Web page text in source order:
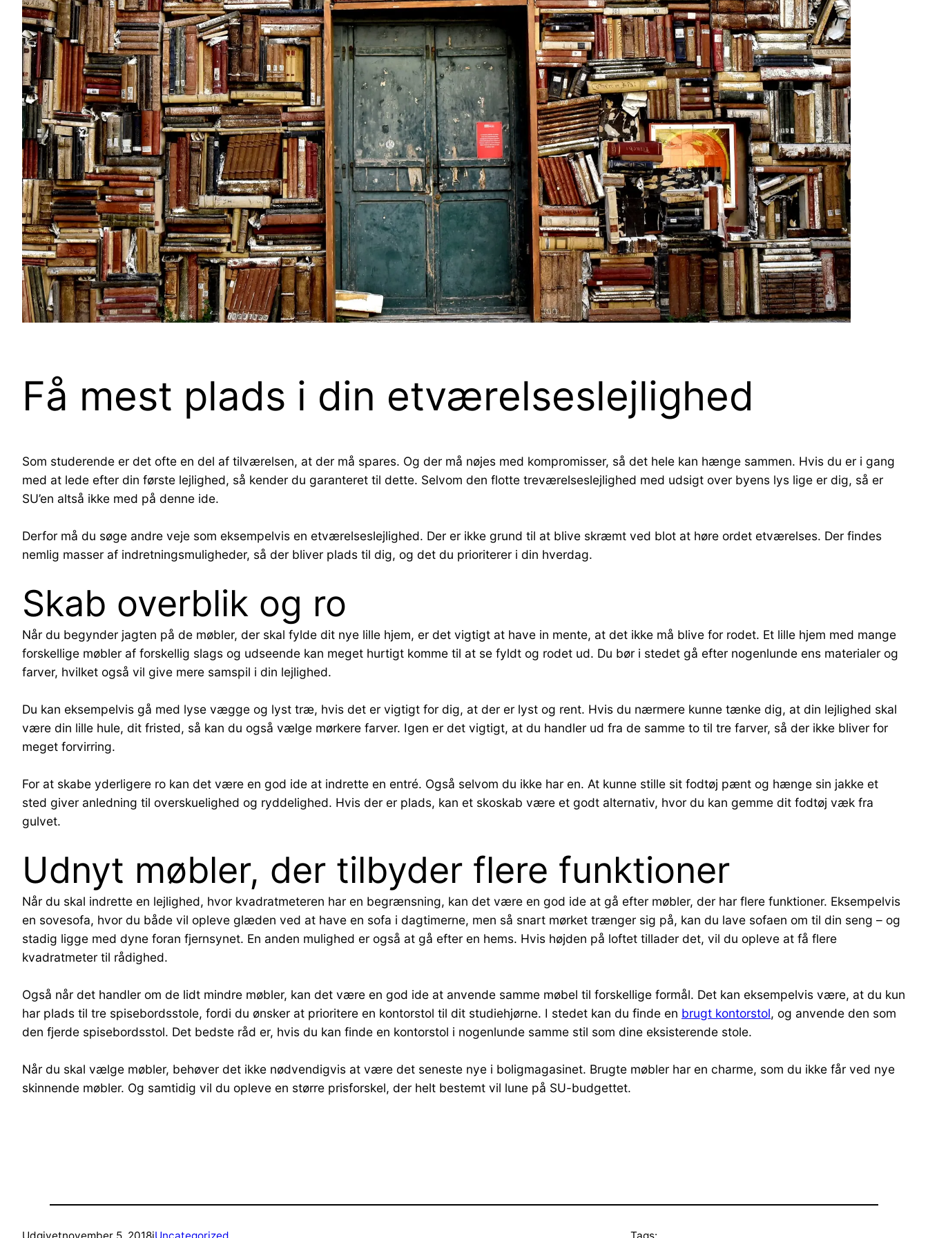
Få mest plads i din etværelseslejlighed
Som studerende er det ofte en del af tilværelsen, at der må spares. Og der må nøjes med kompromisser, så det hele kan hænge sammen. Hvis du er i gang
med at lede efter din første lejlighed, så kender du garanteret til dette. Selvom den flotte treværelseslejlighed med udsigt over byens lys lige er dig, så er
SU’en altså ikke med på denne ide.
Derfor må du søge andre veje som eksempelvis en etværelseslejlighed. Der er ikke grund til at blive skræmt ved blot at høre ordet etværelses. Der findes
nemlig masser af indretningsmuligheder, så der bliver plads til dig, og det du prioriterer i din hverdag.
Skab overblik og ro
Når du begynder jagten på de møbler, der skal fylde dit nye lille hjem, er det vigtigt at have in mente, at det ikke må blive for rodet. Et lille hjem med mange
forskellige møbler af forskellig slags og udseende kan meget hurtigt komme til at se fyldt og rodet ud. Du bør i stedet gå efter nogenlunde ens materialer og
farver, hvilket også vil give mere samspil i din lejlighed.
Du kan eksempelvis gå med lyse vægge og lyst træ, hvis det er vigtigt for dig, at der er lyst og rent. Hvis du nærmere kunne tænke dig, at din lejlighed skal
være din lille hule, dit fristed, så kan du også vælge mørkere farver. Igen er det vigtigt, at du handler ud fra de samme to til tre farver, så der ikke bliver for
meget forvirring.
For at skabe yderligere ro kan det være en god ide at indrette en entré. Også selvom du ikke har en. At kunne stille sit fodtøj pænt og hænge sin jakke et
sted giver anledning til overskuelighed og ryddelighed. Hvis der er plads, kan et skoskab være et godt alternativ, hvor du kan gemme dit fodtøj væk fra
gulvet.
Udnyt møbler, der tilbyder flere funktioner
Når du skal indrette en lejlighed, hvor kvadratmeteren har en begrænsning, kan det være en god ide at gå efter møbler, der har flere funktioner. Eksempelvis
en sovesofa, hvor du både vil opleve glæden ved at have en sofa i dagtimerne, men så snart mørket trænger sig på, kan du lave sofaen om til din seng – og
stadig ligge med dyne foran fjernsynet. En anden mulighed er også at gå efter en hems. Hvis højden på loftet tillader det, vil du opleve at få flere
kvadratmeter til rådighed.
Også når det handler om de lidt mindre møbler, kan det være en god ide at anvende samme møbel til forskellige formål. Det kan eksempelvis være, at du kun
har plads til tre spisebordsstole, fordi du ønsker at prioritere en kontorstol til dit studiehjørne. I stedet kan du finde en brugt kontorstol, og anvende den som
den fjerde spisebordsstol. Det bedste råd er, hvis du kan finde en kontorstol i nogenlunde samme stil som dine eksisterende stole.
Når du skal vælge møbler, behøver det ikke nødvendigvis at være det seneste nye i boligmagasinet. Brugte møbler har en charme, som du ikke får ved nye
skinnende møbler. Og samtidig vil du opleve en større prisforskel, der helt bestemt vil lune på SU-budgettet.